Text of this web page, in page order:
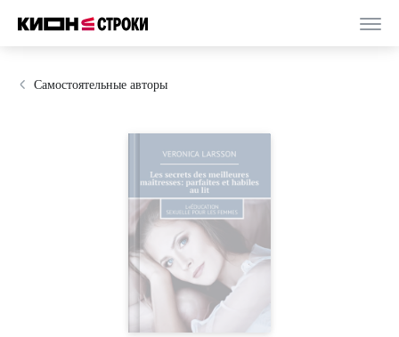
Самостоятельные авторы